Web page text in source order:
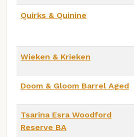
Quirks & Quinine
Wieken & Krieken
Doom & Gloom Barrel Aged
Tsarina Esra Woodford
Reserve BA